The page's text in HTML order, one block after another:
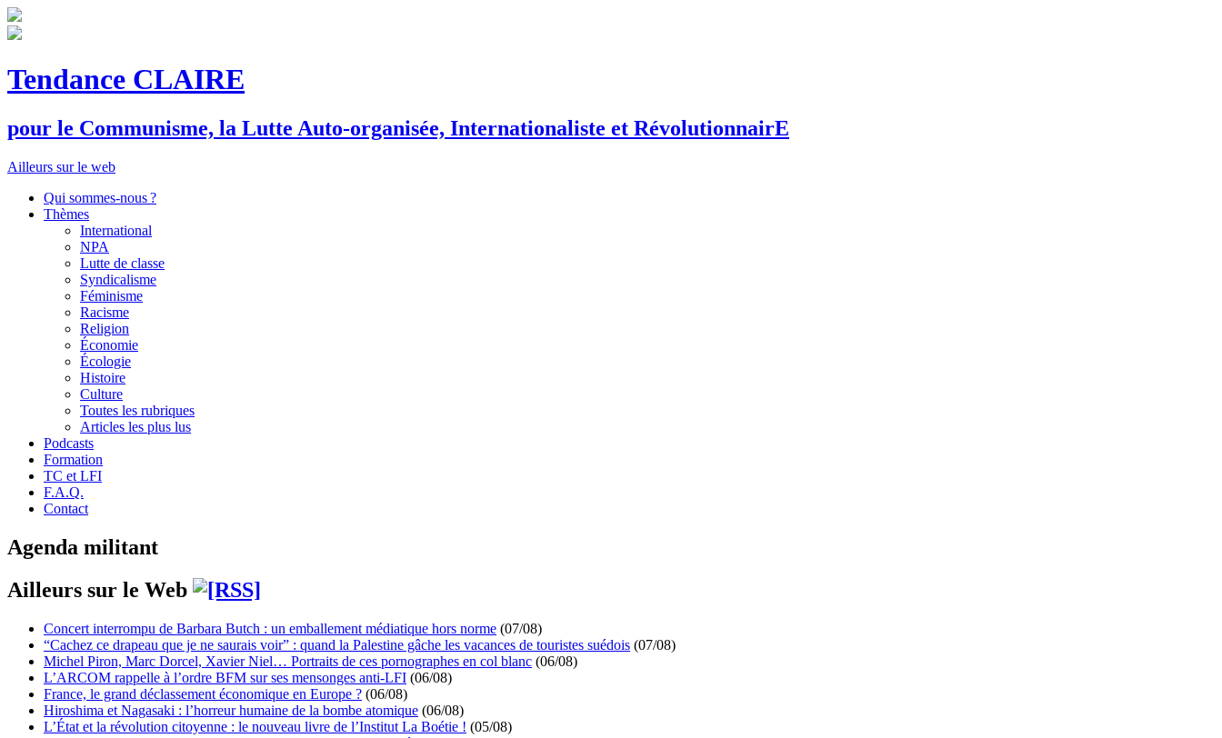
Tendance CLAIRE
pour le Communisme, la Lutte Auto-organisée, Internationaliste et RévolutionnairE
Ailleurs sur le web
Qui sommes-nous ?
Thèmes
International
NPA
Lutte de classe
Syndicalisme
Féminisme
Racisme
Religion
Économie
Écologie
Histoire
Culture
Toutes les rubriques
Articles les plus lus
Podcasts
Formation
TC et LFI
F.A.Q.
Contact
Agenda militant
Ailleurs sur le Web
Concert interrompu de Barbara Butch : un emballement médiatique hors norme (07/08)
“Cachez ce drapeau que je ne saurais voir” : quand la Palestine gâche les vacances de touristes suédois (07/08)
Michel Piron, Marc Dorcel, Xavier Niel… Portraits de ces pornographes en col blanc (06/08)
L’ARCOM rappelle à l’ordre BFM sur ses mensonges anti-LFI (06/08)
France, le grand déclassement économique en Europe ? (06/08)
Hiroshima et Nagasaki : l’horreur humaine de la bombe atomique (06/08)
L’État et la révolution citoyenne : le nouveau livre de l’Institut La Boétie ! (05/08)